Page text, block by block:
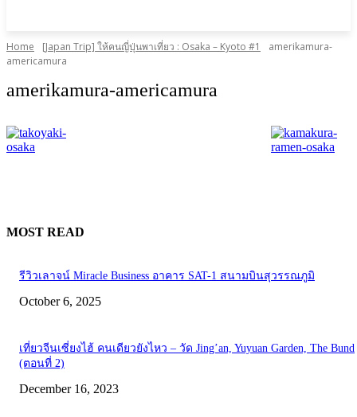
Home [Japan Trip] ให้คนญี่ปุ่นพาเที่ยว : Osaka – Kyoto #1
amerikamura-
americamura
amerikamura-americamura
MOST READ
รีวิวเลาจน์ Miracle Business อาคาร SAT-1 สนามบินสุวรรณภูมิ
October 6, 2025
เที่ยวจีนเซี่ยงไฮ้ คนเดียวยังไหว – วัด Jing’an, Yuyuan Garden, The Bund
(ตอนที่ 2)
December 16, 2023